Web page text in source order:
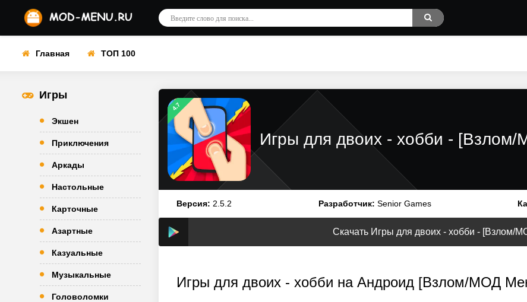
Главная ТОП 100
Игры
Экшен
Приключения
Аркады
Настольные
Карточные
Азартные
Казуальные
Музыкальные
Головоломки
4.7
Игры для двоих - хобби -
Версия: 2.5.2 Разработчик: Senior Games
Скачать Игры для двоих - хобби - [Взлом/
Игры для двоих - хобби на Андроид [Взлом/МОД